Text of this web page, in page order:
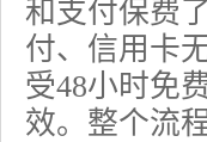
和支付保费
付、信用卡
受48小时免
效。整个流